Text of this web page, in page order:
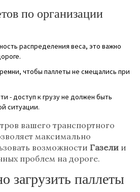
по организации
распределения веса, это важно
чтобы паллеты не смещались при
- доступ к грузу не должен быть
ситуации.
вашего транспортного
максимально
возможности Газели и
проблем на дороге.
загрузить паллеты